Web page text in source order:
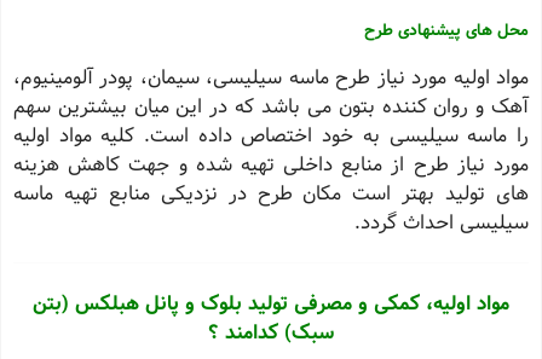
محل های پیشنهادی طرح
مواد اولیه مورد نیاز طرح ماسه سیلیسی، سیمان، پودر آلومینیوم،
آهک و روان کننده بتون می باشد که در این میان بیشترین سهم
را ماسه سیلیسی به خود اختصاص داده است. کلیه مواد اولیه
مورد نیاز طرح از منابع داخلی تهیه شده و جهت کاهش هزینه
های تولید بهتر است مکان طرح در نزدیکی منابع تهیه ماسه
سیلیسی احداث گردد.
مواد اولیه، کمکی و مصرفیتولید بلوک و پانل هبلکس (بتن
سبک) کدامند ؟